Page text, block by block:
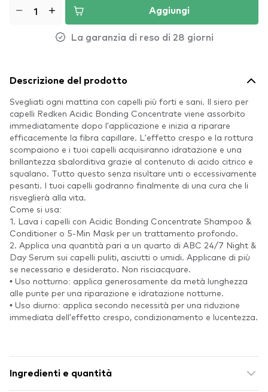
Aggiungi
La garanzia di reso di 28 giorni
Descrizione del prodotto
Svegliati ogni mattina con capelli più forti e sani. Il siero per
capelli Redken Acidic Bonding Concentrate viene assorbito
immediatamente dopo l'applicazione e inizia a riparare
efficacemente la fibra capillare. L'effetto crespo e la rottura
scompaiono e i tuoi capelli acquisiranno idratazione e una
brillantezza sbalorditiva grazie al contenuto di acido citrico e
squalano. Tutto questo senza risultare unti o eccessivamente
pesanti. I tuoi capelli godranno finalmente di una cura che li
risveglierà alla vita.
Come si usa:
1. Lava i capelli con Acidic Bonding Concentrate Shampoo &
Conditioner o 5-Min Mask per un trattamento profondo.
2. Applica una quantità pari a un quarto di ABC 24/7 Night &
Day Serum sui capelli puliti, asciutti o umidi. Applicane di più
se necessario e desiderato. Non risciacquare.
• Uso notturno: applica generosamente da metà lunghezza
alle punte per una riparazione e idratazione notturne.
• Uso diurno: applica secondo necessità per una riduzione
immediata dell'effetto crespo, condizionamento e lucentezza.
Ingredienti e quantità